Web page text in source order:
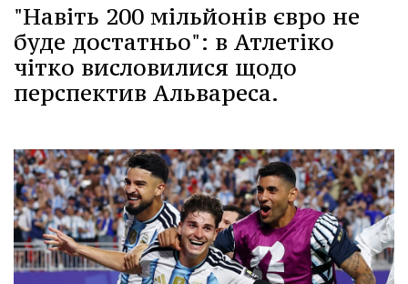
"Навіть 200 мільйонів євро не
буде достатньо": в Атлетіко
чітко висловилися щодо
перспектив Альвареса.